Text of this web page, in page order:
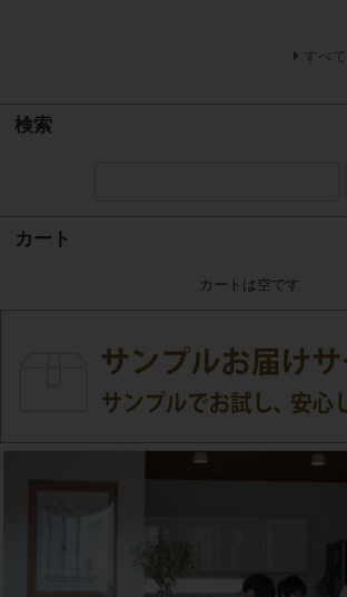
すべ
検索
カート
カートは空です